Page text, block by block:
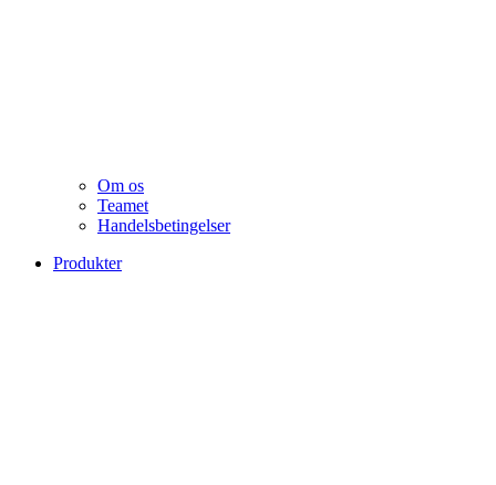
Om os
Teamet
Handelsbetingelser
Produkter